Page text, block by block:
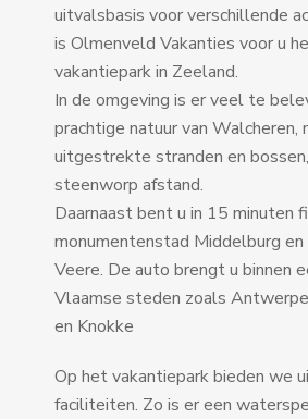
uitvalsbasis voor verschillende
is Olmenveld Vakanties voor u
vakantiepark in Zeeland.
In de omgeving is er veel te
prachtige natuur van Walcheren,
uitgestrekte stranden en
steenworp afstand.
Daarnaast bent u in 15 minuten
monumentenstad Middelburg
Veere. De auto brengt u binnen
Vlaamse steden zoals
en Knokke
Op het vakantiepark bieden we
faciliteiten. Zo is er een